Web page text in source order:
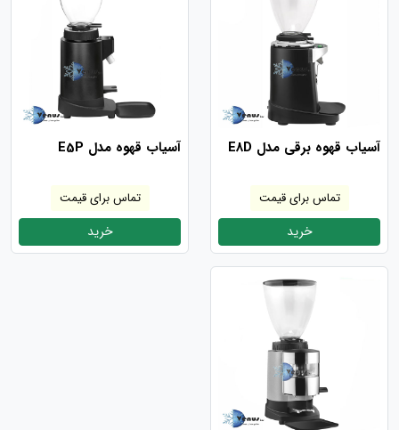
آسیاب قهوه برقی مدل E8D
تماس برای قیمت
خرید
آسیاب قهوه مدل E5P
تماس برای قیمت
خرید